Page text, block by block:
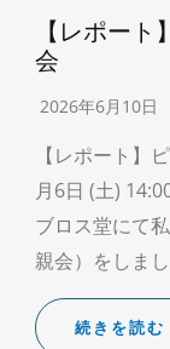
【レポー
会
2026年6月10日
【レポート】
月6日 (土)
ブロス堂にて
親会）をしま
続きを読む